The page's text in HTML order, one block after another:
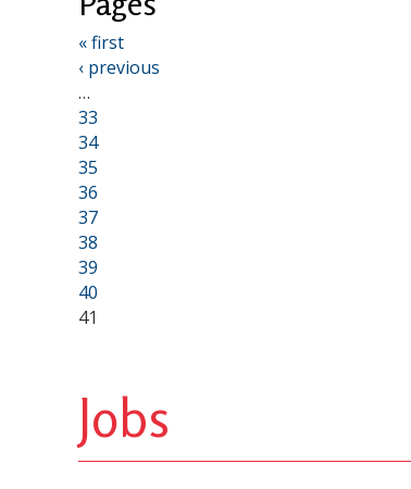
« first
‹ previous
…
33
34
35
36
37
38
39
40
41
Jobs